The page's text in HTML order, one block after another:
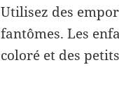
Utilisez des
fantômes. Les
coloré et des